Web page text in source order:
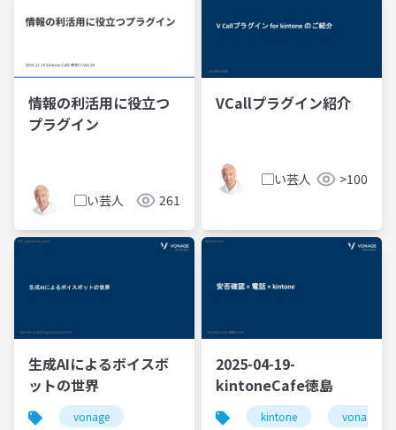
情報の利活用に役立つ
プラグイン
▢い芸人 261
VCallプラグイン紹介
▢い芸人 >100
生成AIによるボイスボ
ットの世界
vonage
2025-04-19-
kintoneCafe徳島
kintone vonage